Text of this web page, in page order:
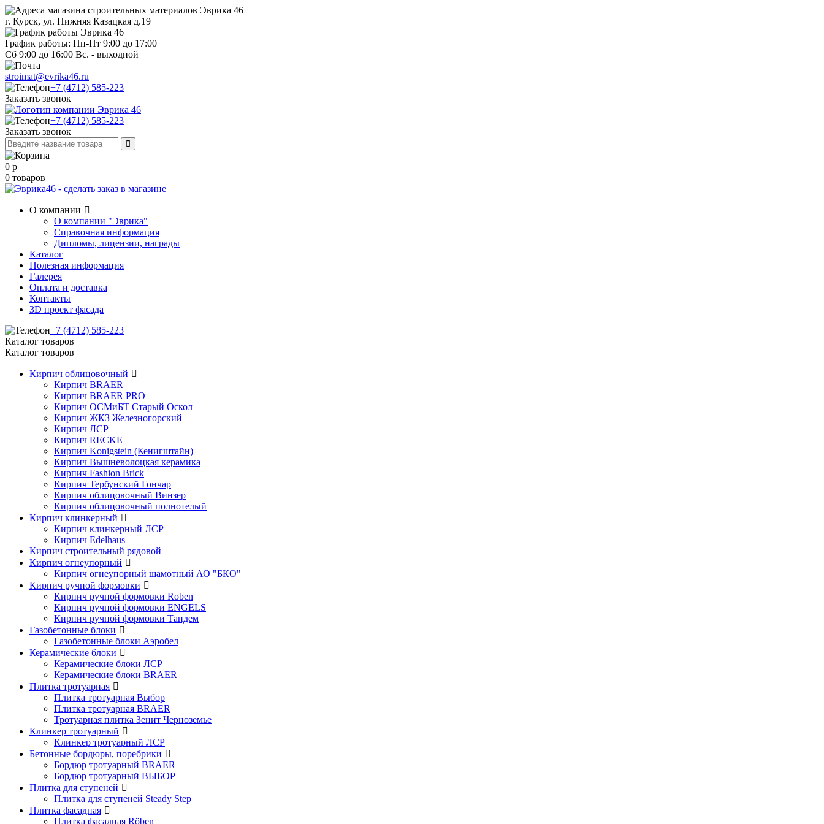
г. Курск, ул. Нижняя Казацкая д.19
График работы: Пн-Пт 9:00 до 17:00
Сб 9:00 до 16:00 Вс. - выходной
stroimat@evrika46.ru
+7 (4712) 585-223
Заказать звонок
+7 (4712) 585-223
Заказать звонок
0 р
0 товаров
О компании
О компании "Эврика"
Справочная информация
Дипломы, лицензии, награды
Каталог
Полезная информация
Галерея
Оплата и доставка
Контакты
3D проект фасада
+7 (4712) 585-223
Каталог товаров
Каталог товаров
Кирпич облицовочный
Кирпич BRAER
Кирпич BRAER PRO
Кирпич ОСМиБТ Старый Оскол
Кирпич ЖКЗ Железногорский
Кирпич ЛСР
Кирпич RECKE
Кирпич Konigstein (Кенигштайн)
Кирпич Вышневолоцкая керамика
Кирпич Fashion Brick
Кирпич Тербунский Гончар
Кирпич облицовочный Винзер
Кирпич облицовочный полнотелый
Кирпич клинкерный
Кирпич клинкерный ЛСР
Кирпич Edelhaus
Кирпич строительный рядовой
Кирпич огнеупорный
Кирпич огнеупорный шамотный АО "БКО"
Кирпич ручной формовки
Кирпич ручной формовки Roben
Кирпич ручной формовки ENGELS
Кирпич ручной формовки Тандем
Газобетонные блоки
Газобетонные блоки Аэробел
Керамические блоки
Керамические блоки ЛСР
Керамические блоки BRAER
Плитка тротуарная
Плитка тротуарная Выбор
Плитка тротуарная BRAER
Тротуарная плитка Зенит Черноземье
Клинкер тротуарный
Клинкер тротуарный ЛСР
Бетонные бордюры, поребрики
Бордюр тротуарный BRAER
Бордюр тротуарный ВЫБОР
Плитка для ступеней
Плитка для ступеней Steady Step
Плитка фасадная
Плитка фасадная Röben